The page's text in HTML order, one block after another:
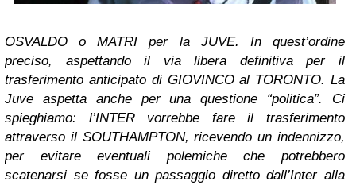
OSVALDO o MATRI per la JUVE. In quest’ordine
preciso, aspettando il via libera definitiva per il
trasferimento anticipato di GIOVINCO al TORONTO. La
Juve aspetta anche per una questione “politica”. Ci
spieghiamo: l’INTER vorrebbe fare il trasferimento
attraverso il SOUTHAMPTON, ricevendo un indennizzo,
per evitare eventuali polemiche che potrebbero
scatenarsi se fosse un passaggio diretto dall’Inter alla